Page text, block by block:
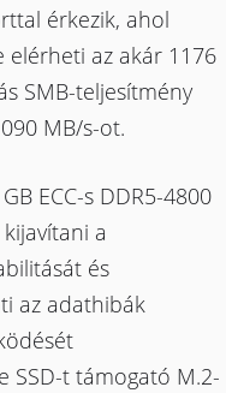
érkezik, ahol
elérheti az akár 1176
SMB-teljesítmény
MB/s-ot.
ECC-s DDR5-4800
a
és
az adathibák
SSD-t támogató M.2-